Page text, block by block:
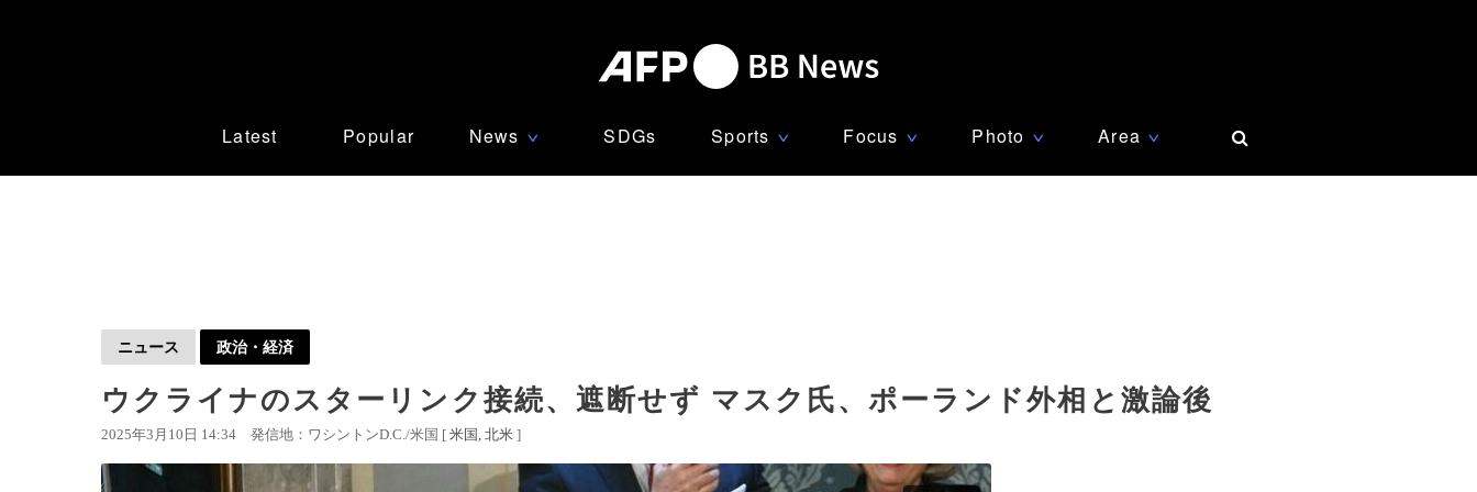
Latest Popular News ∨ SDGs Sports ∨ Focus ∨ Photo ∨ Area ∨
ニュース 政治・経済
ウクライナのスターリンク接続、遮断せず マスク氏、ポーランド外相と激論後
2025年3月10日 14:34 発信地：ワシントンD.C./米国 [ 米国 北米 ]